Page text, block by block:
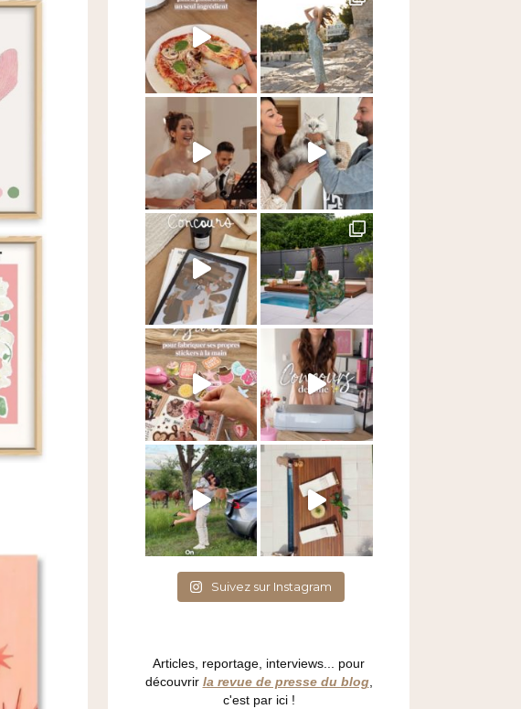
Suivez sur Instagram
Articles, reportage, interviews... pour
découvrir la revue de presse du blog,
c'est par ici !